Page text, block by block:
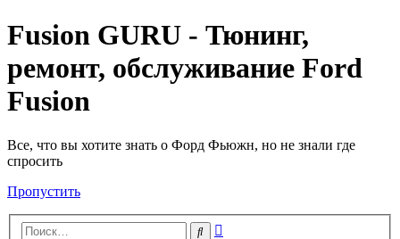
Fusion GURU - Тюнинг,
ремонт, обслуживание Ford
Fusion
Все, что вы хотите знать о Форд Фьюжн, но не знали где
спросить
Пропустить
Поиск